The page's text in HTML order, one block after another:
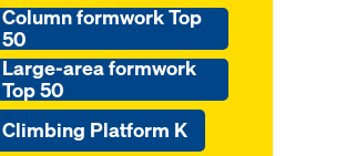
Column formwork Top
50
Large-area formwork
Top 50
Climbing Platform K